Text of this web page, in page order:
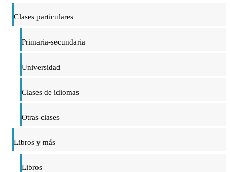
Clases particulares
Primaria-secundaria
Universidad
Clases de idiomas
Otras clases
Libros y más
Libros